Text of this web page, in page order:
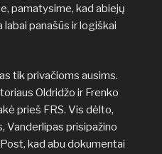
pamatysime, kad abiejų
panašūs ir logiškai
tik privačioms ausims.
Oldridžo ir Frenko
prieš FRS. Vis dėlto,
Vanderlipas prisipažino
kad abu dokumentai